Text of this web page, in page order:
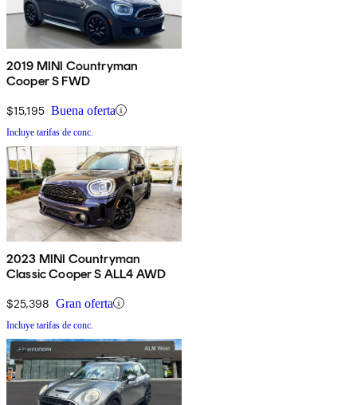
2019 MINI Countryman
Cooper S FWD
$15,195 Buena oferta
Incluye tarifas de conc.
2023 MINI Countryman
Classic Cooper S ALL4 AWD
$25,398 Gran oferta
Incluye tarifas de conc.